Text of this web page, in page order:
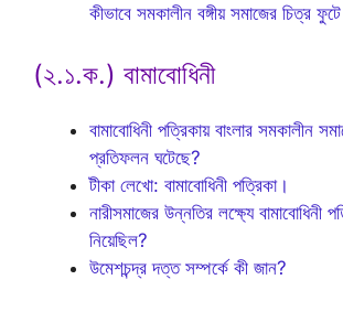
কীভাবে সমকালীন বঙ্গীয় সমাজের চিত্র
(২.১.ক.) বামাবোধিনী
বামাবোধিনী পত্রিকায় বাংলার সমকালীন
প্রতিফলন ঘটেছে?
টীকা লেখো: বামাবোধিনী পত্রিকা।
নারীসমাজের উন্নতির লক্ষ্যে বামাবোধিনী
নিয়েছিল?
উমেশচন্দ্র দত্ত সম্পর্কে কী জান?